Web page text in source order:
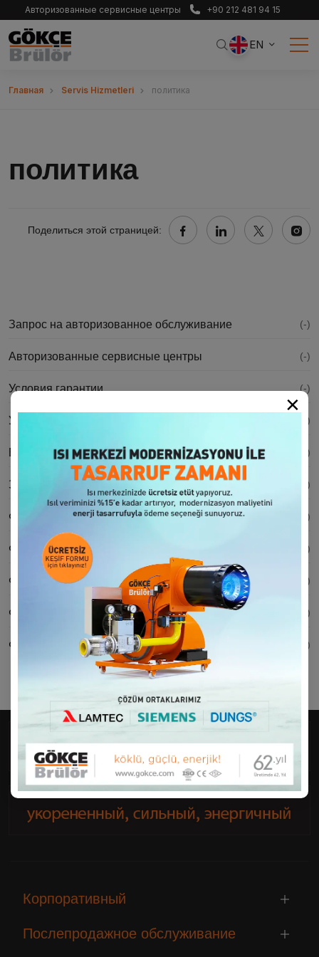
Авторизованные сервисные центры +90 212 481 94 15
EN
Главная Servis Hizmetleri политика
политика
Поделиться этой страницей:
Запрос на авторизованное обслуживание (-)
Авторизованные сервисные центры (-)
Условия гарантии (-)
Удовлетворенность клиентов (-)
Важность периодического обслуживания (-)
Запрос на запасные части (-)
Форма заявки на авторизованное обслуживание (-)
Форма дополнительной гарантии (-)
Форма заявки на модернизацию горелки (-)
Форма опроса (-)
Форма благодарности (-)
Корпоративный
Послепродажное обслуживание
×